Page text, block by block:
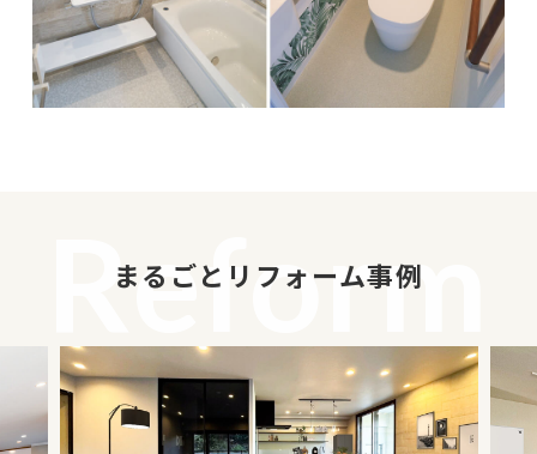
Reform
まるごとリフォーム事例